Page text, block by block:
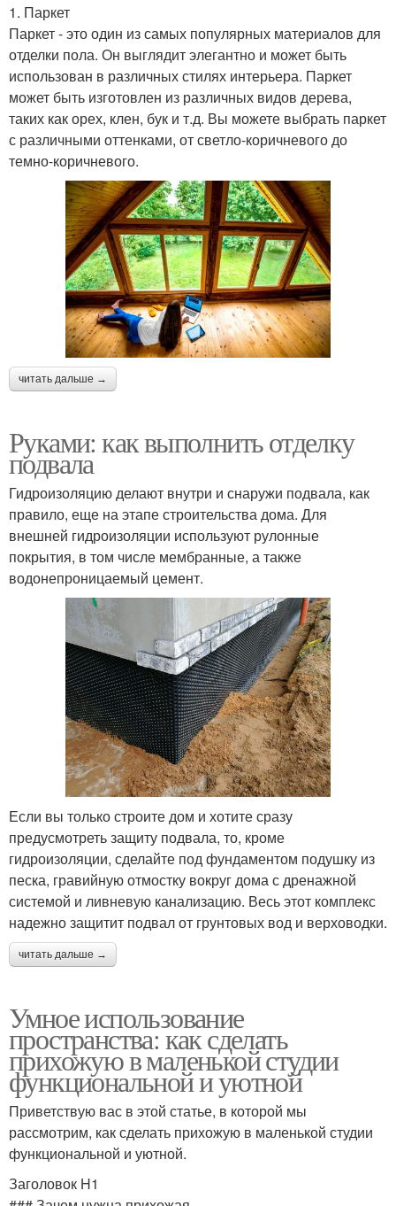
1. Паркет
Паркет - это один из самых популярных материалов для
отделки пола. Он выглядит элегантно и может быть
использован в различных стилях интерьера. Паркет
может быть изготовлен из различных видов дерева,
таких как орех, клен, бук и т.д. Вы можете выбрать паркет
с различными оттенками, от светло-коричневого до
темно-коричневого.
читать дальше →
Руками: как выполнить отделку
подвала
Гидроизоляцию делают внутри и снаружи подвала, как
правило, еще на этапе строительства дома. Для
внешней гидроизоляции используют рулонные
покрытия, в том числе мембранные, а также
водонепроницаемый цемент.
Если вы только строите дом и хотите сразу
предусмотреть защиту подвала, то, кроме
гидроизоляции, сделайте под фундаментом подушку из
песка, гравийную отмостку вокруг дома с дренажной
системой и ливневую канализацию. Весь этот комплекс
надежно защитит подвал от грунтовых вод и верховодки.
читать дальше →
Умное использование
пространства: как сделать
прихожую в маленькой студии
функциональной и уютной
Приветствую вас в этой статье, в которой мы
рассмотрим, как сделать прихожую в маленькой студии
функциональной и уютной.
Заголовок H1